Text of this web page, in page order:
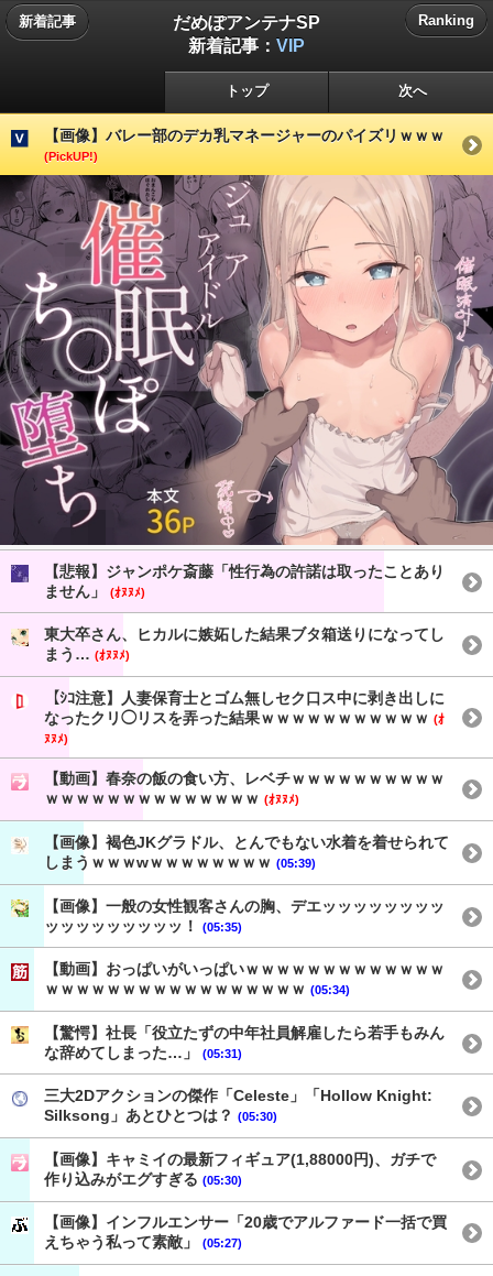
新着記事
だめぽアンテナSP
新着記事： VIP
Ranking
トップ 次へ
【画像】バレー部のデカ乳マネージャーのパイズリｗｗｗ
(PickUP!)
【悲報】ジャンポケ斎藤「性行為の許諾は取ったことあり
ません」
(ｵﾇﾇﾒ)
東大卒さん、ヒカルに嫉妬した結果ブタ箱送りになってし
まう… (ｵﾇﾇﾒ)
【ｼｺ注意】人妻保育士とゴム無しセク口ス中に剥き出しに
なったクリ◯リスを弄った結果ｗｗｗｗｗｗｗｗｗｗｗ (ｵ
ﾇﾇﾒ)
【動画】春奈の飯の食い方、レベチｗｗｗｗｗｗｗｗｗｗ
ｗｗｗｗｗｗｗｗｗｗｗｗｗｗ (ｵﾇﾇﾒ)
【画像】褐色JKグラドル、とんでもない水着を着せられて
しまうｗｗｗwｗｗｗｗｗｗｗｗ (05:39)
【画像】一般の女性観客さんの胸、デエッッッッッッッッ
ッッッッッッッッッ！
(05:35)
【動画】おっぱいがいっぱいｗｗｗｗｗｗｗｗｗｗｗｗｗ
ｗｗｗｗｗｗｗｗｗｗｗｗｗｗｗｗｗ (05:34)
【驚愕】社長「役立たずの中年社員解雇したら若手もみん
な辞めてしまった…」
(05:31)
三大2Dアクションの傑作「Celeste」「Hollow Knight:
Silksong」あとひとつは？ (05:30)
【画像】キャミイの最新フィギュア(1,88000円)、ガチで
作り込みがエグすぎる (05:30)
【画像】インフルエンサー「20歳でアルファード一括で買
えちゃう私って素敵」
(05:27)